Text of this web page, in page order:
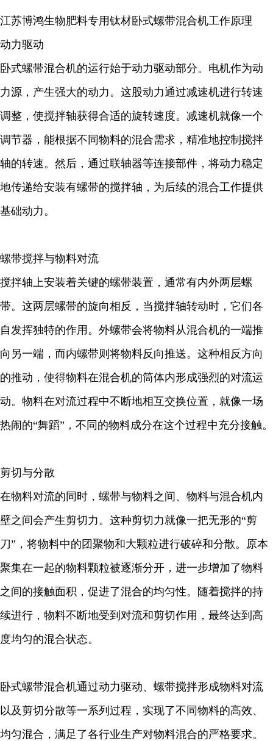
江苏博鸿生物肥料专用钛材卧式螺带混合机工作原理
动力驱动
卧式螺带混合机的运行始于动力驱动部分。电机作为动
力源，产生强大的动力。这股动力通过减速机进行转速
调整，使搅拌轴获得合适的旋转速度。减速机就像一个
调节器，能根据不同物料的混合需求，精准地控制搅拌
轴的转速。然后，通过联轴器等连接部件，将动力稳定
地传递给安装有螺带的搅拌轴，为后续的混合工作提供
基础动力。
螺带搅拌与物料对流
搅拌轴上安装着关键的螺带装置，通常有内外两层螺
带。这两层螺带的旋向相反，当搅拌轴转动时，它们各
自发挥独特的作用。外螺带会将物料从混合机的一端推
向另一端，而内螺带则将物料反向推送。这种相反方向
的推动，使得物料在混合机的筒体内形成强烈的对流运
动。物料在对流过程中不断地相互交换位置，就像一场
热闹的“舞蹈”，不同的物料成分在这个过程中充分接触。
剪切与分散
在物料对流的同时，螺带与物料之间、物料与混合机内
壁之间会产生剪切力。这种剪切力就像一把无形的“剪
刀”，将物料中的团聚物和大颗粒进行破碎和分散。原本
聚集在一起的物料颗粒被逐渐分开，进一步增加了物料
之间的接触面积，促进了混合的均匀性。随着搅拌的持
续进行，物料不断地受到对流和剪切作用，最终达到高
度均匀的混合状态。
卧式螺带混合机通过动力驱动、螺带搅拌形成物料对流
以及剪切分散等一系列过程，实现了不同物料的高效、
均匀混合，满足了各行业生产对物料混合的严格要求。